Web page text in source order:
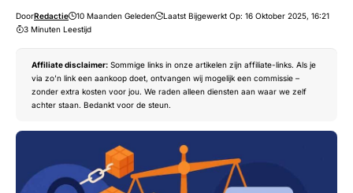
DoorRedactie 10 Maanden Geleden
Laatst Bijgewerkt Op: 16 Oktober 2025, 16:21
3 Minuten Leestijd
Affiliate disclaimer: Sommige links in onze artikelen zijn affiliate-links. Als je
via zo’n link een aankoop doet, ontvangen wij mogelijk een commissie –
zonder extra kosten voor jou. We raden alleen diensten aan waar we zelf
achter staan. Bedankt voor de steun.